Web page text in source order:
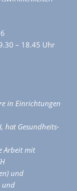
– 18.45 Uhr
in Einrichtungen
hat Gesundheits-
Arbeit mit
und
und